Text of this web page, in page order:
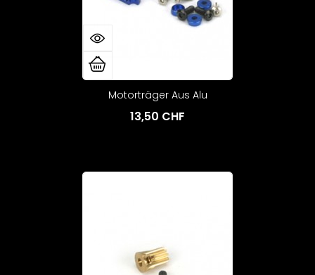
Motorträger Aus Alu
13,50 CHF